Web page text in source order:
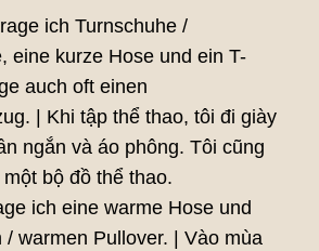
ich Turnschuhe /
eine kurze Hose und ein T-
auch oft einen
| Khi tập thể thao, tôi đi giày
ngắn và áo phông. Tôi cũng
bộ đồ thể thao.
ich eine warme Hose und
/ warmen Pullover. | Vào mùa